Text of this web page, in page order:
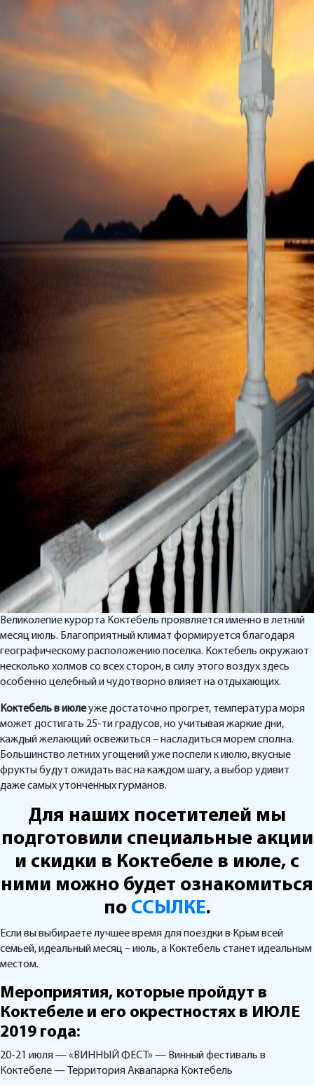
Великолепие курорта Коктебель проявляется именно в летний
месяц июль. Благоприятный климат формируется благодаря
географическому расположению поселка. Коктебель окружают
несколько холмов со всех сторон, в силу этого воздух здесь
особенно целебный и чудотворно влияет на отдыхающих.
Коктебель в июлеуже достаточно прогрет, температура моря
может достигать 25-ти градусов, но учитывая жаркие дни,
каждый желающий освежиться – насладиться морем сполна.
Большинство летних угощений уже поспели к июлю, вкусные
фрукты будут ожидать вас на каждом шагу, а выбор удивит
даже самых утонченных гурманов.
Для наших посетителей мы
подготовили специальные акции
и скидки в Коктебеле в июле, с
ними можно будет ознакомиться
по ССЫЛКЕ.
Если вы выбираете лучшее время для поездки в Крым всей
семьей, идеальный месяц – июль, а Коктебель станет идеальным
местом.
Мероприятия, которые пройдут в
Коктебеле и его окрестностях в ИЮЛЕ
2019 года:
20-21 июля — «ВИННЫЙ ФЕСТ» — Винный фестиваль в
Коктебеле — Территория Аквапарка Коктебель